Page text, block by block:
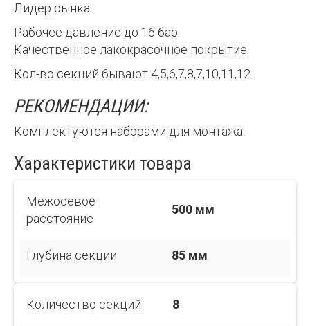
Лидер рынка.
Рабочее давление до 16 бар.
Качественное лакокрасочное покрытие.
Кол-во секций бывают 4,5,6,7,8,7,10,11,12
РЕКОМЕНДАЦИИ:
Комплектуются наборами для монтажа.
Характеристики товара
Межосевое
расстояние
500 мм
Глубина секции 85 мм
Количество секций 8